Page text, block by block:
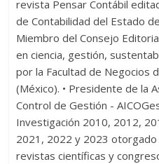
revista Pensar Contábil
de Contabilidad del Estado
Miembro del Consejo
en ciencia, gestión,
por la Facultad de Negocios
(México). • Presidente de la
Control de Gestión -
Investigación 2010, 2012,
2021, 2022 y 2023 otorgado
revistas científicas y